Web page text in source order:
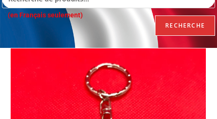
RECHERCHE
(en Français seulement)